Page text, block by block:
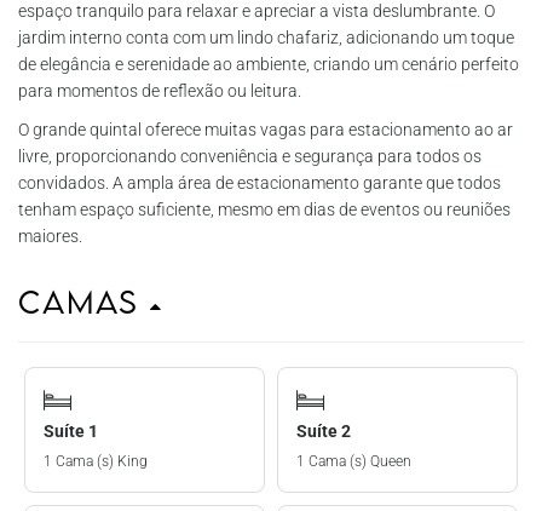
espaço tranquilo para relaxar e apreciar a vista deslumbrante. O
jardim interno conta com um lindo chafariz, adicionando um toque
de elegância e serenidade ao ambiente, criando um cenário perfeito
para momentos de reflexão ou leitura.
O grande quintal oferece muitas vagas para estacionamento ao ar
livre, proporcionando conveniência e segurança para todos os
convidados. A ampla área de estacionamento garante que todos
tenham espaço suficiente, mesmo em dias de eventos ou reuniões
maiores.
Camas
Suíte 1
1 Cama (s) King
Suíte 2
1 Cama (s) Queen